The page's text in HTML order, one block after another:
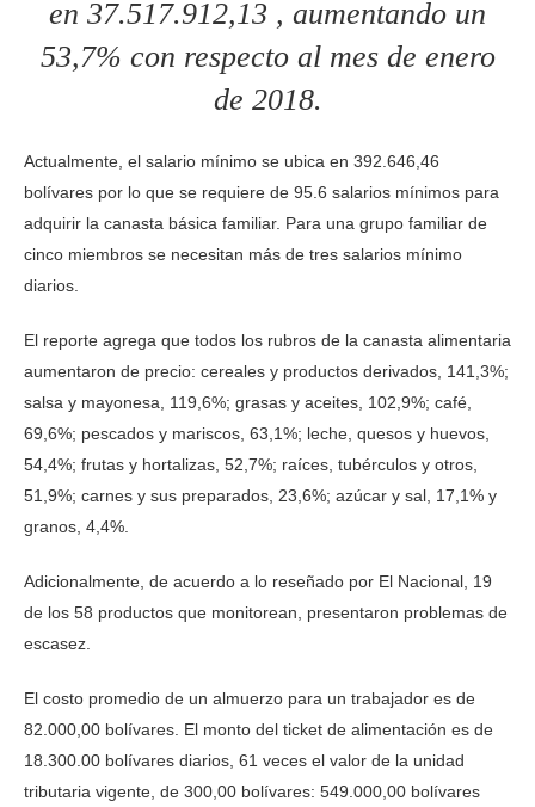
en 37.517.912,13 , aumentando un
53,7% con respecto al mes de enero
de 2018.
Actualmente, el salario mínimo se ubica en 392.646,46
bolívares por lo que se requiere de 95.6 salarios mínimos para
adquirir la canasta básica familiar. Para una grupo familiar de
cinco miembros se necesitan más de tres salarios mínimo
diarios.
El reporte agrega que todos los rubros de la canasta alimentaria
aumentaron de precio: cereales y productos derivados, 141,3%;
salsa y mayonesa, 119,6%; grasas y aceites, 102,9%; café,
69,6%; pescados y mariscos, 63,1%; leche, quesos y huevos,
54,4%; frutas y hortalizas, 52,7%; raíces, tubérculos y otros,
51,9%; carnes y sus preparados, 23,6%; azúcar y sal, 17,1% y
granos, 4,4%.
Adicionalmente, de acuerdo a lo reseñado por El Nacional, 19
de los 58 productos que monitorean, presentaron problemas de
escasez.
El costo promedio de un almuerzo para un trabajador es de
82.000,00 bolívares. El monto del ticket de alimentación es de
18.300.00 bolívares diarios, 61 veces el valor de la unidad
tributaria vigente, de 300,00 bolívares: 549.000,00 bolívares